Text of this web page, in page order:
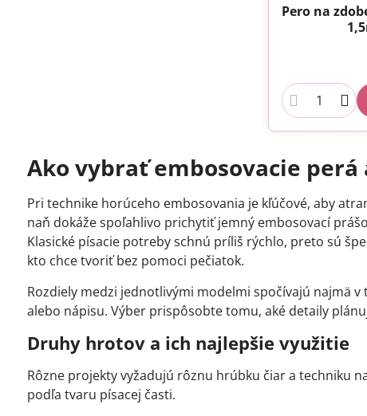
Pero na
Ako vybrať embosovacie perá
Pri technike horúceho embosovania je kľúčové, aby
naň dokáže spoľahlivo prichytiť jemný embosovací
Klasické písacie potreby schnú príliš rýchlo, preto sú
kto chce tvoriť bez pomoci pečiatok.
Rozdiely medzi jednotlivými modelmi spočívajú najmä
alebo nápisu. Výber prispôsobte tomu, aké detaily
Druhy hrotov a ich najlepšie využitie
Rôzne projekty vyžadujú rôznu hrúbku čiar a techniku
podľa tvaru písacej časti.